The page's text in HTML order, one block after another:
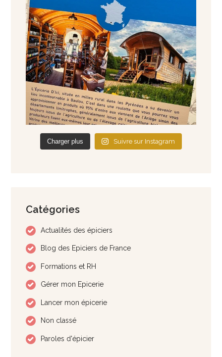
Charger plus Suivre sur Instagram
Catégories
Actualités des épiciers
Blog des Epiciers de France
Formations et RH
Gérer mon Epicerie
Lancer mon épicerie
Non classé
Paroles d'épicier